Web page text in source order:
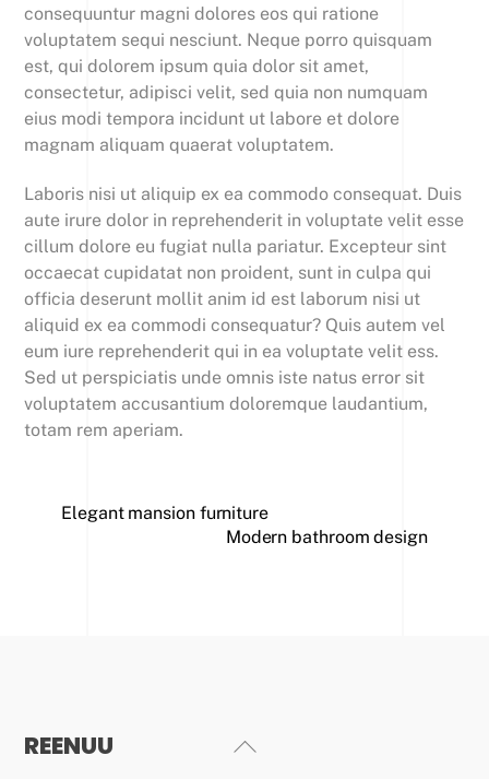
consequuntur magni dolores eos qui ratione
voluptatem sequi nesciunt. Neque porro quisquam
est, qui dolorem ipsum quia dolor sit amet,
consectetur, adipisci velit, sed quia non numquam
eius modi tempora incidunt ut labore et dolore
magnam aliquam quaerat voluptatem.
Laboris nisi ut aliquip ex ea commodo consequat. Duis
aute irure dolor in reprehenderit in voluptate velit esse
cillum dolore eu fugiat nulla pariatur. Excepteur sint
occaecat cupidatat non proident, sunt in culpa qui
officia deserunt mollit anim id est laborum nisi ut
aliquid ex ea commodi consequatur? Quis autem vel
eum iure reprehenderit qui in ea voluptate velit ess.
Sed ut perspiciatis unde omnis iste natus error sit
voluptatem accusantium doloremque laudantium,
totam rem aperiam.
Elegant mansion furniture
Modern bathroom design
Back
REENUU